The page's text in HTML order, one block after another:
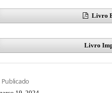
Livro
Livro
Publicado